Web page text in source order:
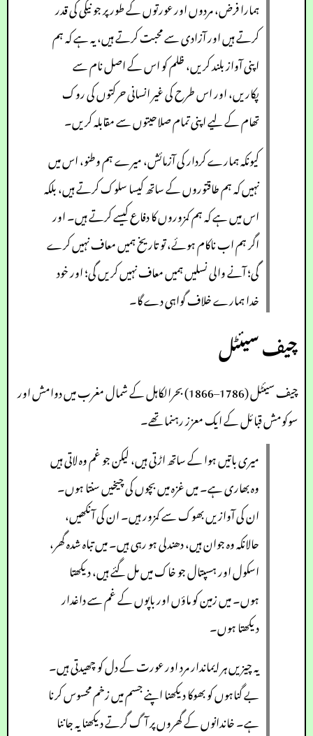
ہمارا فرض، مردوں اور عورتوں کے طور پر جو نیکی کی قدر
کرتے ہیں اور آزادی سے محبت کرتے ہیں، یہ ہے کہ ہم
اپنی آواز بلند کریں، ظلم کو اس کے اصل نام سے
پکاریں، اور اس طرح کی غیر انسانی حرکتوں کی روک
تھام کے لیے اپنی تمام صلاحیتوں سے مقابلہ کریں۔
کیونکہ ہمارے کردار کی آزمائش، میرے ہم وطنو، اس میں
نہیں کہ ہم طاقتوروں کے ساتھ کیسا سلوک کرتے ہیں، بلکہ
اس میں ہے کہ ہم کمزوروں کا دفاع کیسے کرتے ہیں۔ اور
اگر ہم اب ناکام ہوئے، تو تاریخ ہمیں معاف نہیں کرے
گی؛ آنے والی نسلیں ہمیں معاف نہیں کریں گی؛ اور خود
خدا ہمارے خلاف گواہی دے گا۔
چیف سیئٹل
چیف سیئٹل (1786–1866) بحرالکاہل کے شمال مغرب میں دوامش اور
سوکومش قبائل کے ایک معزز رہنما تھے۔
میری باتیں ہوا کے ساتھ اڑتی ہیں، لیکن جو غم وہ لاتی ہیں
وہ بھاری ہے۔ میں غزہ میں بچوں کی چیخیں سنتا ہوں۔
ان کی آوازیں بھوک سے کمزور ہیں۔ ان کی آنکھیں،
حالانکہ وہ جوان ہیں، دھندلی ہو رہی ہیں۔ میں تباہ شدہ گھر،
اسکول اور ہسپتال جو خاک میں مل گئے ہیں، دیکھتا
ہوں۔ میں زمین کو ماؤں اور باپوں کے غم سے داغدار
دیکھتا ہوں۔
یہ چیزیں ہر ایماندار مرد اور عورت کے دل کو چھیدتی ہیں۔
بے گناہوں کو بھوکا دیکھنا اپنے جسم میں زخم محسوس کرنا
ہے۔ خاندانوں کے گھروں پر آگ گرتے دیکھنا یہ جاننا